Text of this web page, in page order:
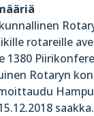
rotareille
1380
Rotaryn
saakka.